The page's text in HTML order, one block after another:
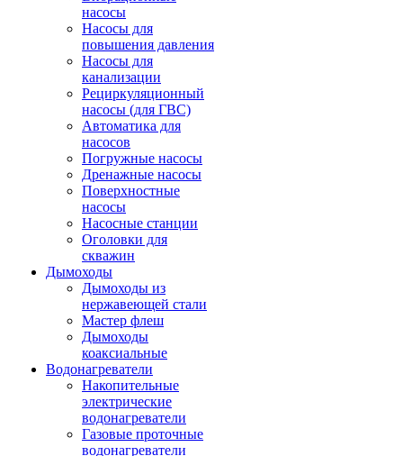
насосы
Насосы для
повышения давления
Насосы для
канализации
Рециркуляционный
насосы (для ГВС)
Автоматика для
насосов
Погружные насосы
Дренажные насосы
Поверхностные
насосы
Насосные станции
Оголовки для
скважин
Дымоходы
Дымоходы из
нержавеющей стали
Мастер флеш
Дымоходы
коаксиальные
Водонагреватели
Накопительные
электрические
водонагреватели
Газовые проточные
водонагреватели